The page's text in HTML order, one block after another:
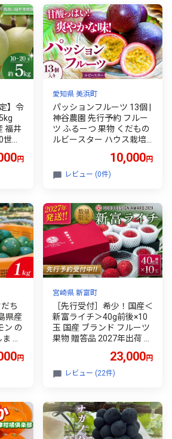
スイ
福岡
_Fi07
観光農園さつまドリームフ
ァーム】
】令
福井
紀
約 和円
愛知県 美浜町
パッションフルーツ 13個 |
神谷農園 先行予約 フルー
ツ ふるーつ 果物 くだもの
ルビースター ハウス栽培
10,000円
レビュー (0件)
ち
県産
ン の
か
山町円
宮崎県 新富町
［先行受付］希少！国産＜
新富ライチ＞40g前後×10
玉 国産 ブランド フルーツ
果物 贈答品 2027年出荷 予
23,000円
レビュー (22件)